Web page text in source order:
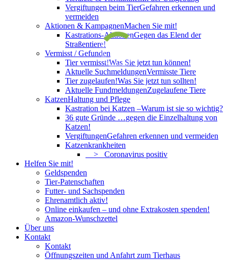
Vergiftungen beim TierGefahren erkennen und
vermeiden
Aktionen & KampagnenMachen Sie mit!
Kastrations-AktionenGegen das Elend der
Straßentiere!
Vermisst / Gefunden
Tier vermisst!Was Sie jetzt tun können!
Aktuelle SuchmeldungenVermisste Tiere
Tier zugelaufen!Was Sie jetzt tun sollten!
Aktuelle FundmeldungenZugelaufene Tiere
KatzenHaltung und Pflege
Kastration bei Katzen –Warum ist sie so wichtig?
36 gute Gründe …gegen die Einzelhaltung von
Katzen!
VergiftungenGefahren erkennen und vermeiden
Katzenkrankheiten
> Coronavirus positiv
Helfen Sie mit!
Geldspenden
Tier-Patenschaften
Futter- und Sachspenden
Ehrenamtlich aktiv!
Online einkaufen – und ohne Extrakosten spenden!
Amazon-Wunschzettel
Über uns
Kontakt
Kontakt
Öffnungszeiten und Anfahrt zum Tierhaus